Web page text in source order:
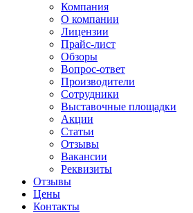
Компания
О компании
Лицензии
Прайс-лист
Обзоры
Вопрос-ответ
Производители
Сотрудники
Выставочные площадки
Акции
Статьи
Отзывы
Вакансии
Реквизиты
Отзывы
Цены
Контакты